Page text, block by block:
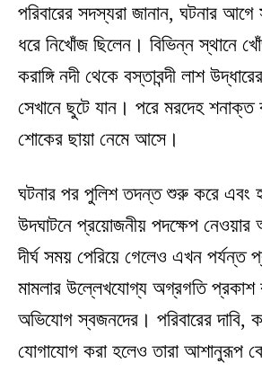
পরিবারের সদস্যরা জানান, ঘটনার
ধরে নিখোঁজ ছিলেন। বিভিন্ন স্থানে
করাঙ্গি নদী থেকে বস্তাবন্দী লাশ
সেখানে ছুটে যান। পরে মরদেহ শনাক্ত
শোকের ছায়া নেমে আসে।
ঘটনার পর পুলিশ তদন্ত শুরু করে এবং
উদঘাটনে প্রয়োজনীয় পদক্ষেপ
দীর্ঘ সময় পেরিয়ে গেলেও এখন পর্যন্ত
মামলার উল্লেখযোগ্য অগ্রগতি প্রকাশ
অভিযোগ স্বজনদের। পরিবারের দাবি,
যোগাযোগ করা হলেও তারা আশানুরূপ